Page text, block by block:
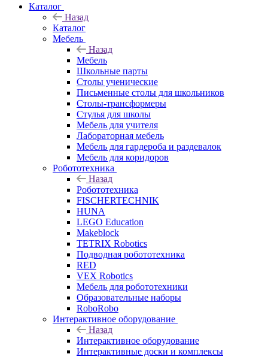
Каталог
Назад
Каталог
Мебель
Назад
Мебель
Школьные парты
Столы ученические
Письменные столы для школьников
Столы-трансформеры
Стулья для школы
Мебель для учителя
Лабораторная мебель
Мебель для гардероба и раздевалок
Мебель для коридоров
Робототехника
Назад
Робототехника
FISCHERTECHNIK
HUNA
LEGO Education
Makeblock
TETRIX Robotics
Подводная робототехника
RED
VEX Robotics
Мебель для робототехники
Образовательные наборы
RoboRobo
Интерактивное оборудование
Назад
Интерактивное оборудование
Интерактивные доски и комплексы